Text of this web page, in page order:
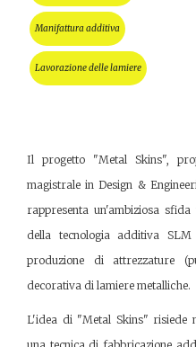
Il progetto "Metal Skins",
magistrale in Design &
rappresenta un'ambiziosa
della tecnologia additiva
produzione di attrezzature
decorativa di lamiere metalliche.
L'idea di "Metal Skins" risiede
Manifattura additiva
Lavorazione delle lamiere